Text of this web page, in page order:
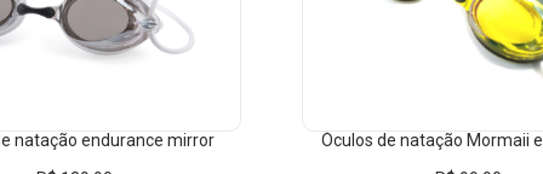
natação endurance mirror
Óculos de natação Mormaii